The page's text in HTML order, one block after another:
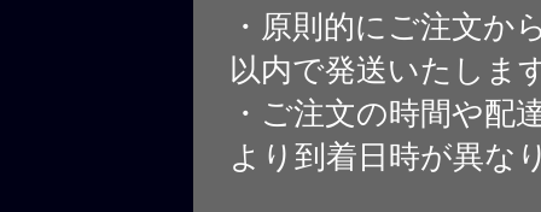
・原則的にご注文か
以内で発送いたしま
・ご注文の時間や配
より到着日時が異な